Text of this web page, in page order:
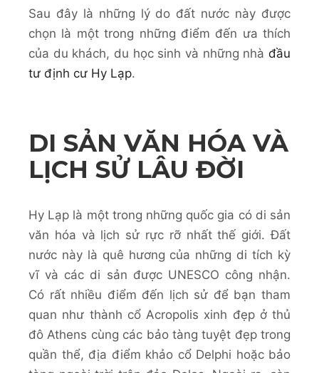
Sau đây là những lý do đất nước này được
chọn là một trong những điểm đến ưa thích
của du khách, du học sinh và những nhà đầu
tư định cư Hy Lạp.
DI SẢN VĂN HÓA VÀ
LỊCH SỬ LÂU ĐỜI
Hy Lạp là một trong những quốc gia có di sản
văn hóa và lịch sử rực rỡ nhất thế giới. Đất
nước này là quê hương của những di tích kỳ
vĩ và các di sản được UNESCO công nhận.
Có rất nhiều điểm đến lịch sử để bạn tham
quan như thành cổ Acropolis xinh đẹp ở thủ
đô Athens cùng các bảo tàng tuyệt đẹp trong
quần thể, địa điểm khảo cổ Delphi hoặc bảo